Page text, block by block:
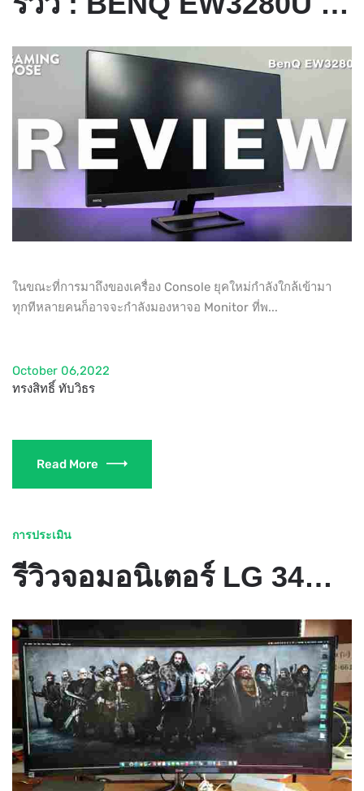
ในขณะที่การมาถึงของเครื่อง Console ยุคใหม่กำลังใกล้เข้ามา
ทุกทีหลายคนก็อาจจะกำลังมองหาจอ Monitor ที่พ...
October 06,2022
ทรงสิทธิ์ ทับวิธร
Read More
การประเมิน
รีวิวจอมอนิเตอร์ LG 34UC97 โคตรกว้าง โคตรใหญ่ โคตรชัด แถมยังโค้งอีก